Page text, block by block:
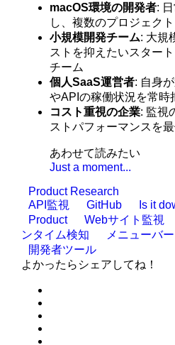
macOS環境の開発者:
し、複数のプロジェク
小規模開発チーム: 大規
ストを抑えたいスター
チーム
個人SaaS運営者: 自身
やAPIの稼働状況を常時
コスト重視の企業: 監視
ストパフォーマンスを
あわせて読みたい
Just a moment...
Product Research
API監視
GitHub Is it
Product
Webサイト監視
ンタイム検知
メニューバ
開発者ツール
よかったらシェアしてね！